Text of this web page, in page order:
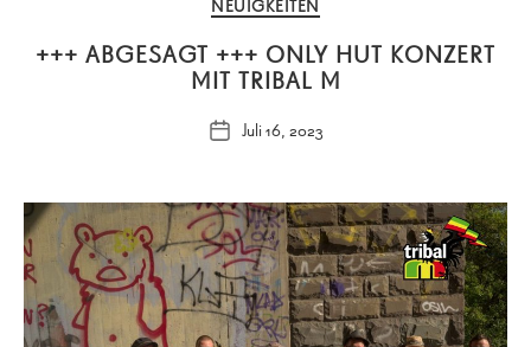
NEUIGKEITEN
+++ ABGESAGT +++ ONLY HUT KONZERT
MIT TRIBAL M
Veröffentlichungsdatum
Juli 16, 2023